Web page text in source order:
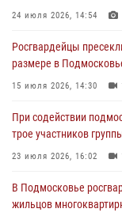
В Главном управлении
образования
войск правопорядка
30 июля 2026, 13:00
Росгвардейцы
30 июля 2026, 08:00
24 июля 2026, 14:54
Росгвардейцы
размере в
15 июля 2026, 14:30
При содействии
трое участников
23 июля 2026, 16:02
В Подмосковье
жильцов